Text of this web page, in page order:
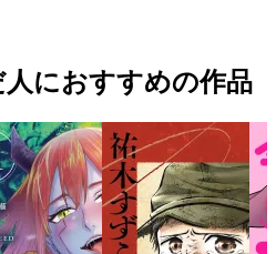
におすすめの作品